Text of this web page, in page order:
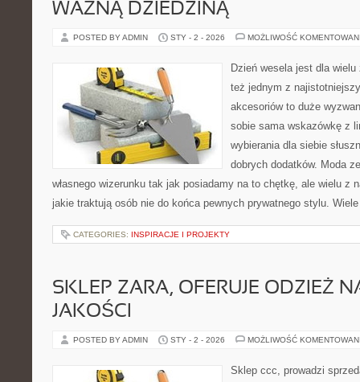
WAŻNĄ DZIEDZINĄ
POSTED BY ADMIN STY - 2 - 2026 MOŻLIWOŚĆ
Dzień wesela jest dla
też jednym z
akcesoriów to duże
sobie sama wskazówkę z
wybierania dla siebie
dobrych dodatków. Moda
własnego wizerunku tak jak posiadamy na to chętkę, ale wielu z
jakie traktują osób nie do końca pewnych prywatnego stylu.
CATEGORIES: INSPIRACJE I PROJEKTY
SKLEP ZARA, OFERUJE ODZIEŻ
JAKOŚCI
POSTED BY ADMIN STY - 2 - 2026 MOŻLIWOŚĆ
Sklep ccc, prowadzi